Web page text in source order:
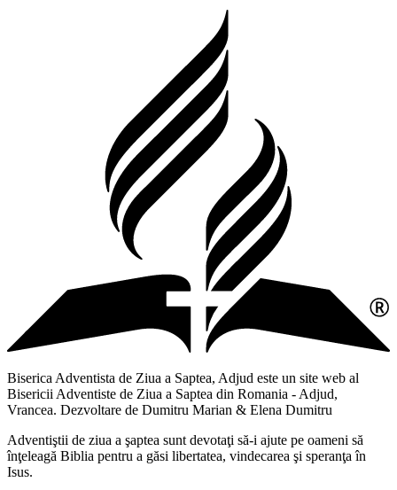
Biserica Adventista de Ziua a Saptea, Adjud este un site web al
Bisericii Adventiste de Ziua a Saptea din Romania - Adjud,
Vrancea. Dezvoltare de Dumitru Marian & Elena Dumitru
Adventiştii de ziua a şaptea sunt devotaţi să-i ajute pe oameni să
înţeleagă Biblia pentru a găsi libertatea, vindecarea şi speranţa în
Isus.